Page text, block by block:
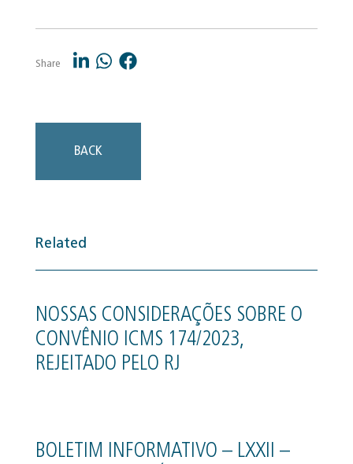
BACK
Share
Related
NOSSAS CONSIDERAÇÕES SOBRE O
CONVÊNIO ICMS 174/2023,
REJEITADO PELO RJ
BOLETIM INFORMATIVO – LXXII –